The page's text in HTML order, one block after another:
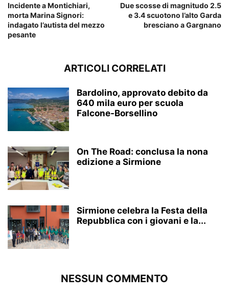
Incidente a Montichiari,
morta Marina Signori:
indagato l’autista del mezzo
pesante
Due scosse di magnitudo 2.5
e 3.4 scuotono l’alto Garda
bresciano a Gargnano
ARTICOLI CORRELATI
Bardolino, approvato debito da
640 mila euro per scuola
Falcone-Borsellino
On The Road: conclusa la nona
edizione a Sirmione
Sirmione celebra la Festa della
Repubblica con i giovani e la...
NESSUN COMMENTO